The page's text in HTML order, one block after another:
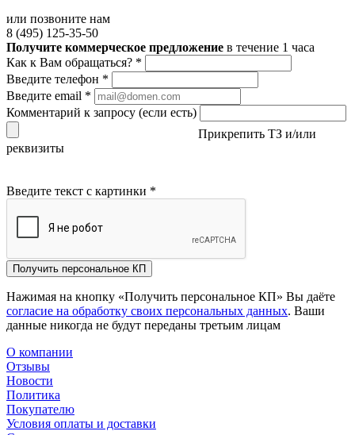
или позвоните нам
8 (495) 125-35-50
Получите коммерческое предложение в течение 1 часа
Как к Вам обращаться? *
Введите телефон *
Введите email *
Комментарий к запросу (если есть)
Прикрепить ТЗ и/или
реквизиты
Введите текст с картинки *
Получить персональное КП
Нажимая на кнопку «Получить персональное КП» Вы даёте
согласие на обработку своих персональных данных. Ваши
данные никогда не будут переданы третьим лицам
О компании
Отзывы
Новости
Политика
Покупателю
Условия оплаты и доставки